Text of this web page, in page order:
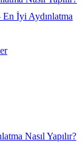
En İyi Aydınlatma
Nasıl Yapılır?